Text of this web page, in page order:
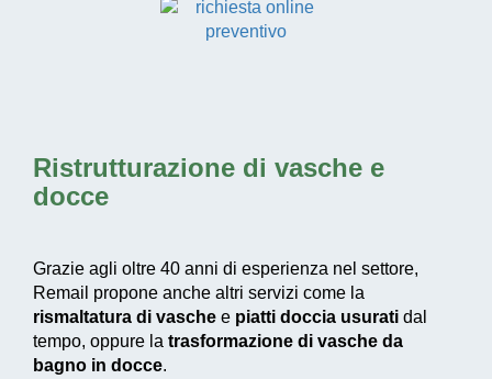
Ristrutturazione di vasche e
docce
Grazie agli oltre 40 anni di esperienza nel settore,
Remail propone anche altri servizi come la
rismaltatura di vasche e piatti doccia usurati dal
tempo, oppure la trasformazione di vasche da
bagno in docce.